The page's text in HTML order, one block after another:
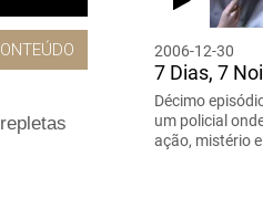
2006-12-30
7 Dias, 7
Décimo
um policial
ação, mistério